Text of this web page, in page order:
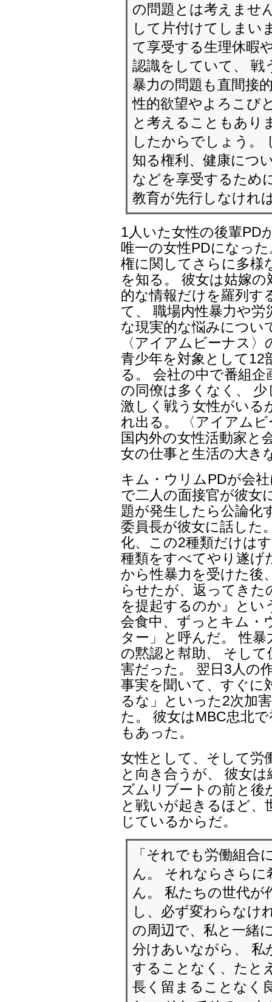
の問題とは考えませ
して片付けてしまい
て享受する生理休暇
認識をしていて、 戦
暴力の問題も直間接
性的欲望やよろこび
と考えることもあり
したからでしょう。
知る権利、健康につ
などを享受するため
教育が先行しなけれ
1人いた女性の後輩PD
唯一の女性PDになっ
権に関してさらに多様
を知る。 彼女は姑嫁
的な情報だけを羅列す
て、 職場内性暴力や
な現実的な悩みについ
〈アイアムビーナス
青少年を対象として12
る。 会社の中で番組
の同僚は多くなく、
激しく戦う女性がいる
れ出る。 〈アイアム
国内外の女性活動家と
女の仕事と生活の大き
キム・ウリムPDが会
で二人の面接官が彼女
題が発生したら公論化
委員長が彼女に話した
化、この2種類だけは
種類をすべてやり遂げ
から性暴力を受けた後
らせたが、返ってき
を提起するのか』とい
会食中、ずっとキム・
ター」と呼んだ。 性
の黙認と幇助、 そし
害だった。 翌日3人の
事実を聞いて、すぐに
るな」といった2次加
た。 彼女はMBC忠北
もあった。
女性として、そして労
と向き合うが、 彼女
ズムリブートの前と後
と戦いが起きるほど
じているからだ。
「それでも労働組合
ん。 それならさら
ん。 私たちの世代が
し、必ず変わらなけ
の周辺で、私と一緒
分けあいながら、
することなく、たと
長く留まることなく